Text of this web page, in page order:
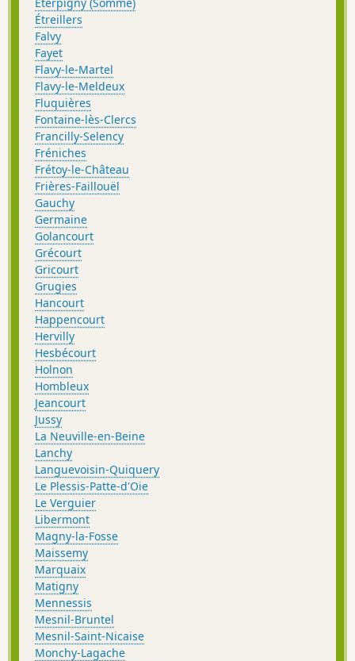
Étreillers
Falvy
Fayet
Flavy-le-Martel
Flavy-le-Meldeux
Fluquières
Fontaine-lès-Clercs
Francilly-Selency
Fréniches
Frétoy-le-Château
Frières-Faillouël
Gauchy
Germaine
Golancourt
Grécourt
Gricourt
Grugies
Hancourt
Happencourt
Hervilly
Hesbécourt
Holnon
Hombleux
Jeancourt
Jussy
La Neuville-en-Beine
Lanchy
Languevoisin-Quiquery
Le Plessis-Patte-d'Oie
Le Verguier
Libermont
Magny-la-Fosse
Maissemy
Marquaix
Matigny
Mennessis
Mesnil-Bruntel
Mesnil-Saint-Nicaise
Monchy-Lagache